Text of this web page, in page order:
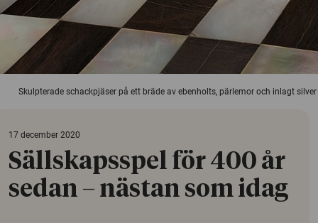
Skulpterade schackpjäser på ett bräde av ebenholts, pärlemor och inlagt
17 december 2020
Sällskapsspel för 400 år
sedan – nästan som idag